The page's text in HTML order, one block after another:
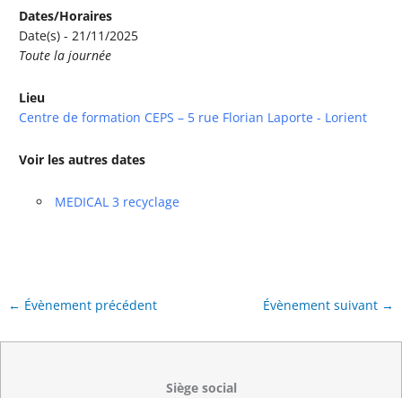
Dates/Horaires
Date(s) - 21/11/2025
Toute la journée
Lieu
Centre de formation CEPS – 5 rue Florian Laporte - Lorient
Voir les autres dates
MEDICAL 3 recyclage
← Évènement précédent Évènement suivant →
Siège social